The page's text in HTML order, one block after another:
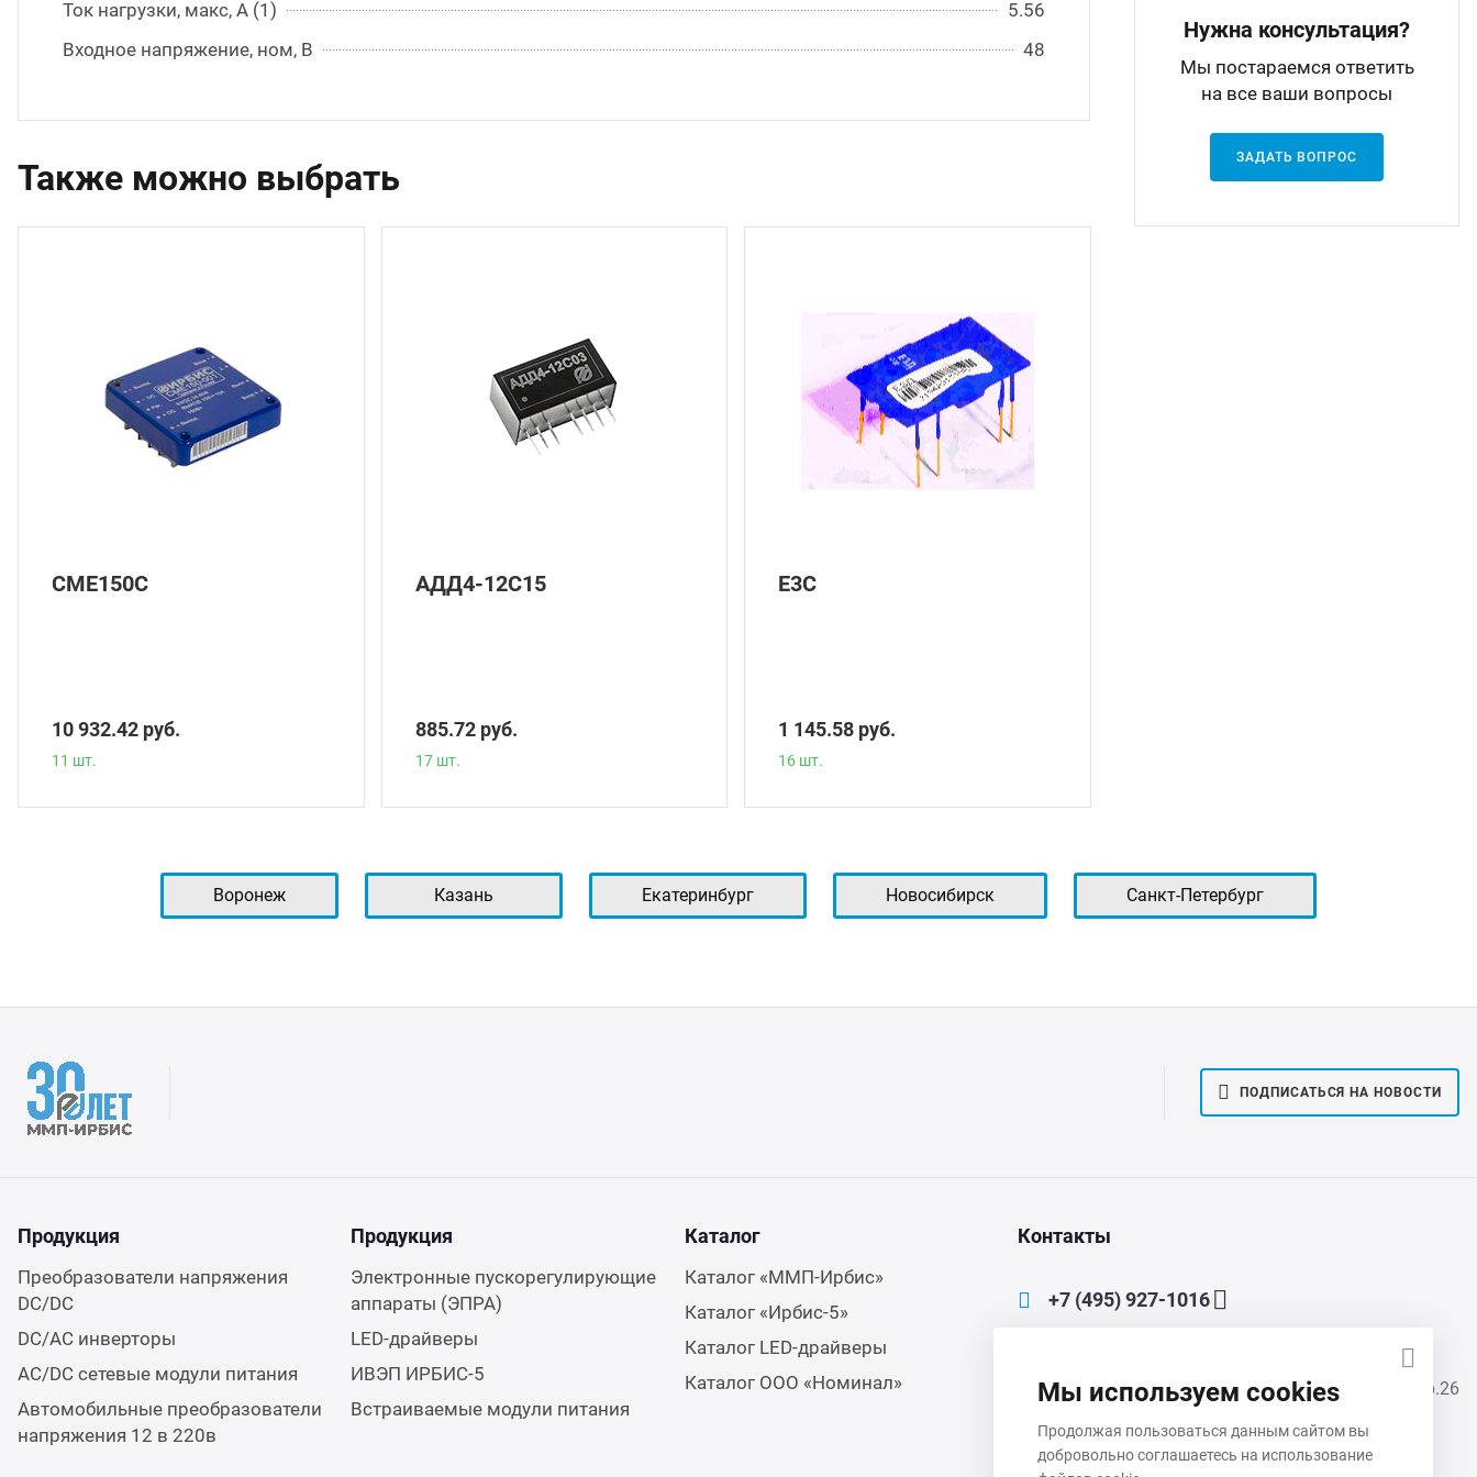
Ток нагрузки, макс, А (1)
5.56
Входное напряжение, ном, В
48
Также можно выбрать
СМЕ150С
10 932.42 руб.
11 шт.
АДД4-12С15
885.72 руб.
17 шт.
Е3С
1 145.58 руб.
16 шт.
Нужна консультация?
Мы постараемся ответить
на все ваши вопросы
ЗАДАТЬ ВОПРОС
Воронеж Казань Екатеринбург Новосибирск Санкт-Петербург
ПОДПИСАТЬСЯ НА НОВОСТИ
Продукция
Преобразователи напряжения
DC/DC
DC/AC инверторы
AC/DC сетевые модули питания
Автомобильные преобразователи
напряжения 12 в 220в
Продукция
Электронные пускорегулирующие
аппараты (ЭПРА)
LED-драйверы
ИВЭП ИРБИС-5
Встраиваемые модули питания
Каталог
Каталог «ММП-Ирбис»
Каталог «Ирбис-5»
Каталог LED-драйверы
Каталог ООО «Номинал»
Контакты
+7 (495) 927-1016
111033, Москва, Золоторожский Вал, д. 11, стр.26
Пн-Чт 8:00 - 17:00
Пт 8:00 - 16:00
Мы используем cookies
Продолжая пользоваться данным сайтом вы
добровольно соглашаетесь на использование